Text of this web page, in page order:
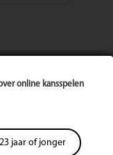
online kansspelen
23 jaar of jonger